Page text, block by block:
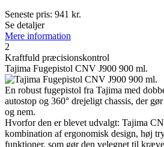
Seneste pris: 941 kr.
Se detaljer
Mere information
2
Kraftfuld præcisionskontrol
Tajima Fugepistol CNV J900 900 ml.
En robust fugepistol fra Tajima med
autostop og 360° drejeligt chassis, der
og nem.
Hvorfor den er blevet udvalgt: Tajima
kombination af ergonomisk design, høj
funktioner, som gør den velegnet til